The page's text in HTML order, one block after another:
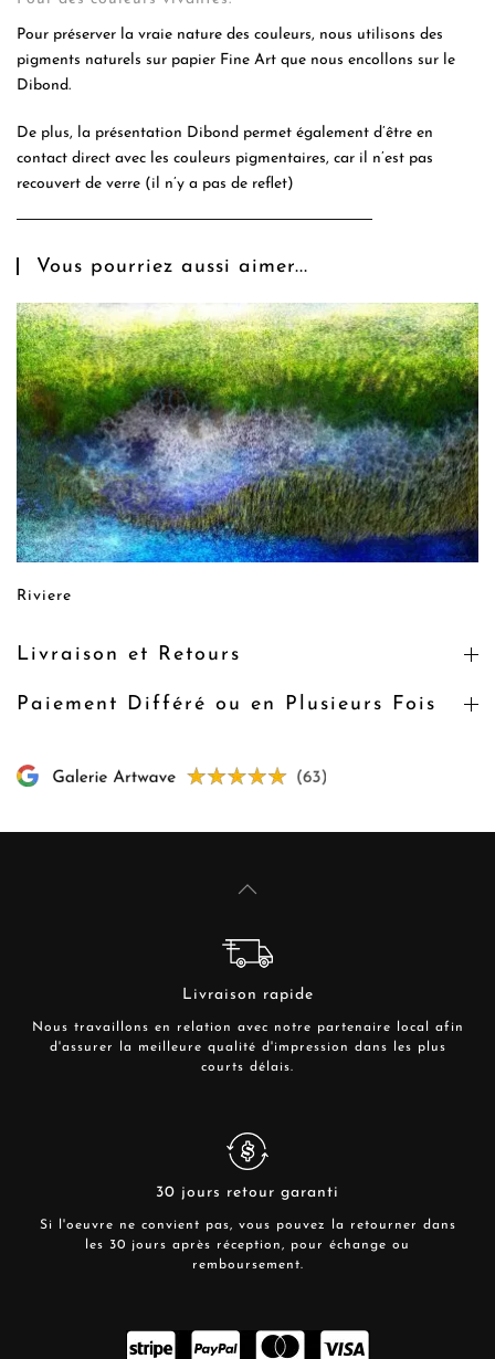
Pour préserver la vraie nature des couleurs, nous utilisons des
pigments naturels sur papier Fine Art que nous encollons sur le
Dibond.
De plus, la présentation Dibond permet également d’être en
contact direct avec les couleurs pigmentaires, car il n’est pas
recouvert de verre (il n’y a pas de reflet)
Vous pourriez aussi aimer...
Riviere
Livraison et Retours
Paiement Différé ou en Plusieurs Fois
Livraison rapide
Nous travaillons en relation avec notre partenaire local afin
d'assurer la meilleure qualité d'impression dans les plus
courts délais.
30 jours retour garanti
Si l'oeuvre ne convient pas, vous pouvez la retourner dans
les 30 jours après réception, pour échange ou
remboursement.